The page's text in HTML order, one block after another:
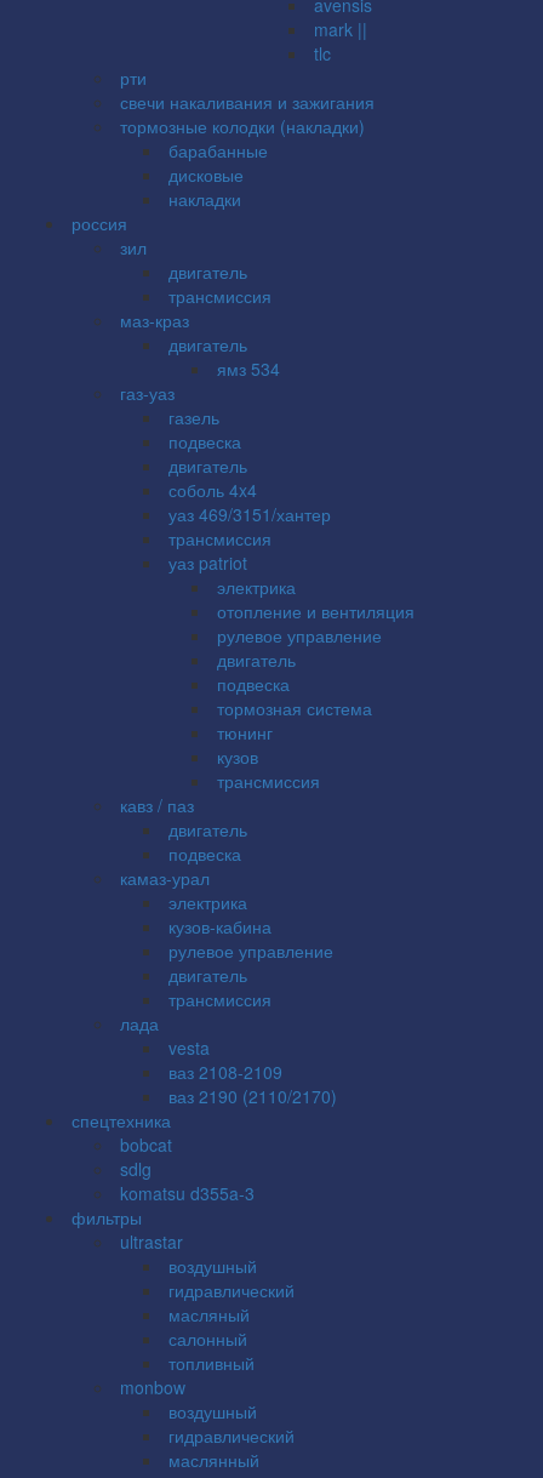
mark ||
tlc
рти
свечи накаливания и зажигания
тормозные колодки (накладки)
барабанные
дисковые
накладки
россия
зил
двигатель
трансмиссия
маз-краз
двигатель
ямз 534
газ-уаз
газель
подвеска
двигатель
соболь 4x4
уаз 469/3151/хантер
трансмиссия
уаз patriot
электрика
отопление и вентиляция
рулевое управление
двигатель
подвеска
тормозная система
тюнинг
кузов
трансмиссия
кавз / паз
двигатель
подвеска
камаз-урал
электрика
кузов-кабина
рулевое управление
двигатель
трансмиссия
лада
vesta
ваз 2108-2109
ваз 2190 (2110/2170)
спецтехника
bobcat
sdlg
komatsu d355a-3
фильтры
ultrastar
воздушный
гидравлический
масляный
салонный
топливный
monbow
воздушный
гидравлический
маслянный